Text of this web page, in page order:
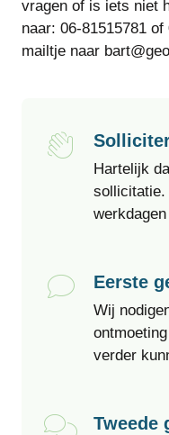
vragen of is iets niet
naar: 06-81515781
mailtje naar
Hartelijk
sollicitatie.
Eerste
Wij
verder
Tweede